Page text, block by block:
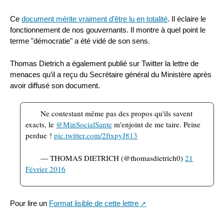
Ce document mérite vraiment d’être lu en totalité. Il éclaire le
fonctionnement de nos gouvernants. Il montre à quel point le
terme "démocratie" a été vidé de son sens.
Thomas Dietrich a également publié sur Twitter la lettre de
menaces qu’il a reçu du Secrétaire général du Ministère après
avoir diffusé son document.
Ne contestant même pas des propos qu'ils savent
exacts, le @MinSocialSante m'enjoint de me taire. Peine
perdue ! pic.twitter.com/2ftxpyJ813
— THOMAS DIETRICH (@thomasdietrich0)21
Février 2016
Pour lire un Format lisible de cette lettre